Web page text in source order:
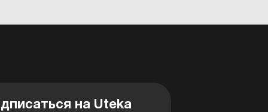
на Uteka